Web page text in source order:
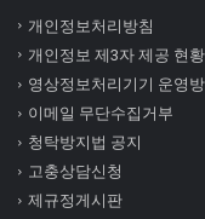
개인정보처리방침
개인정보 제3자 제공 현황
영상정보처리기기 운영
이메일 무단수집거부
청탁방지법 공지
고충상담신청
제규정게시판